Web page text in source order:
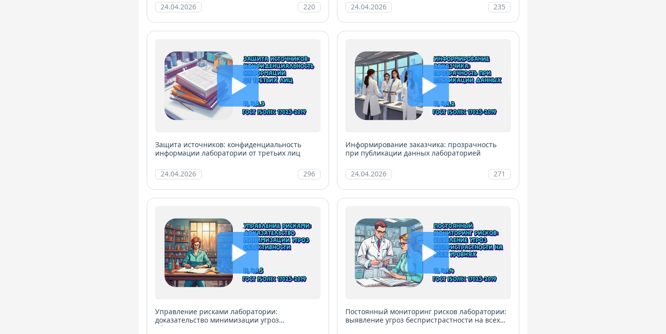
24.04.2026 220
24.04.2026
235
Защита источников: конфиденциальность
информации лаборатории от третьих лиц
24.04.2026 296
Информирование заказчика: прозрачность
при публикации данных лабораторией
24.04.2026 271
Управление рисками лаборатории:
доказательство минимизации угроз
объективности
Постоянный мониторинг рисков лаборатории:
выявление угроз беспристрастности на всех